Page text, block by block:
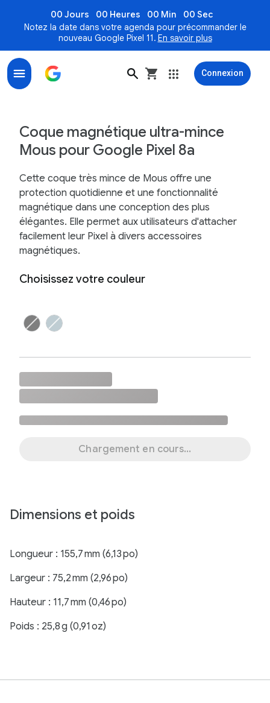
00 Jours 00 Heures 00 Min
00 Sec
Notez la date dans votre agenda pour précommander le
nouveau Google Pixel 11. En savoir plus
Connexion
Coque magnétique ultra-mince
Mous pour Google Pixel 8a
Cette coque très mince de Mous offre une
protection quotidienne et une fonctionnalité
magnétique dans une conception des plus
élégantes. Elle permet aux utilisateurs d'attacher
facilement leur Pixel à divers accessoires
magnétiques.
Choisissez votre couleur
Chargement en cours...
Dimensions et poids
Longueur : 155,7 mm (6,13 po)
Largeur : 75,2 mm (2,96 po)
Hauteur : 11,7 mm (0,46 po)
Poids : 25,8 g (0,91 oz)